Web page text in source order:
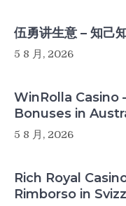
伍勇讲生意 – 知己
5 8 月, 2026
WinRolla Casino
Bonuses in
5 8 月, 2026
Rich Royal
Rimborso in